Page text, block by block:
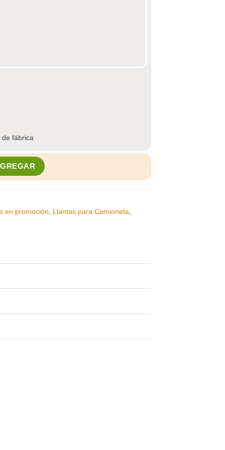
de fábrica
195/55R15 85V BLAZER HP cantidad
en promoción Llantas para Camioneta